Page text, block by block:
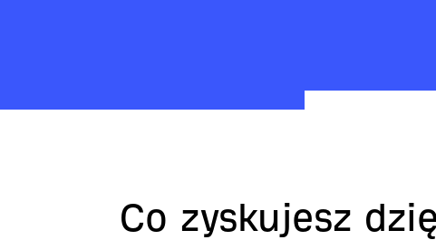
Co zyskujesz